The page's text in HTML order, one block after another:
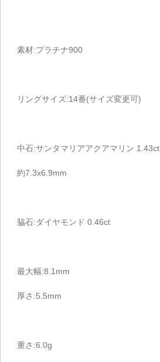
素材:プラチナ900
リングサイズ:14番(サイズ変更可)
中石:サンタマリアアクアマリン 1.43ct
約7.3x6.9mm
脇石:ダイヤモンド 0.46ct
最大幅:8.1mm
厚さ:5.5mm
重さ:6.0g